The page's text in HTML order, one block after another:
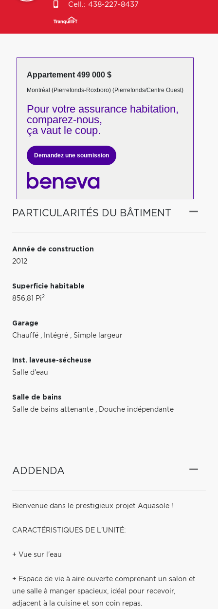
Cell.: 438-227-8437
Appartement 499 000 $
Montréal (Pierrefonds-Roxboro) (Pierrefonds/Centre Ouest)
Pour votreassurance habitation,
comparez-nous,
ça vaut le coup.
Demandez une soumission
PARTICULARITÉS DU BÂTIMENT
Année de construction
2012
Superficie habitable
856,81 Pi2
Garage
Chauffé , Intégré , Simple largeur
Inst. laveuse-sécheuse
Salle d'eau
Salle de bains
Salle de bains attenante , Douche indépendante
ADDENDA
Bienvenue dans le prestigieux projet Aquasole !
CARACTÉRISTIQUES DE L'UNITÉ:
+ Vue sur l'eau
+ Espace de vie à aire ouverte comprenant un salon et
une salle à manger spacieux, idéal pour recevoir,
adjacent à la cuisine et son coin repas.